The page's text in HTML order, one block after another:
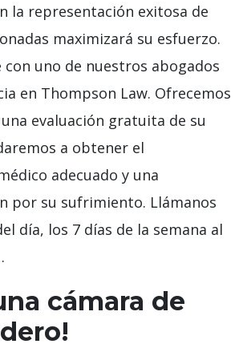
la representación exitosa de
maximizará su esfuerzo.
con uno de nuestros abogados
en Thompson Law. Ofrecemos
evaluación gratuita de su
a obtener el
adecuado y una
por su sufrimiento. Llámanos
día, los 7 días de la semana al
.
cámara de